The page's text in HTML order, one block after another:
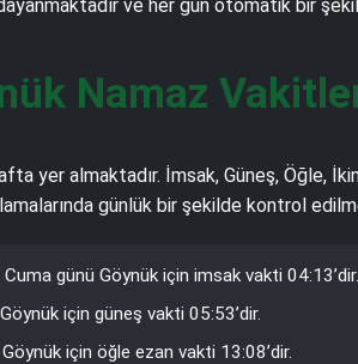
ve her gün otomatik bir
Namaz
yer almaktadır. İmsak, Güneş, Öğle,
günlük bir şekilde kontrol
günü Göynük için imsak vakti 04:13’dir.
için güneş vakti 05:53’dir.
için öğle ezan vakti 13:08’dir.